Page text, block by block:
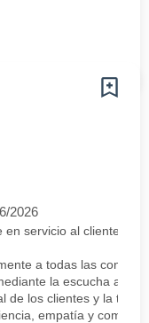
2026
servicio al cliente
a todas las
la escucha activa.
de los clientes y la
empatía y